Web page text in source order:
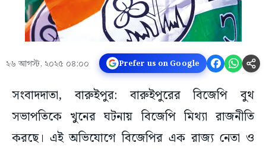
২৬ আগস্ট, ২০২৫ ০৪:০০ Prefer us on Google
সংবাদদাতা, বারুইপুর: বারুইপুরের বিজেপি বুথ
সভাপতিকে খুনের ঘটনায় বিজেপি মিথ্যা রাজনীতি
করছে। এই অভিযোগে বিজেপির এক রাজ্য নেতা ও